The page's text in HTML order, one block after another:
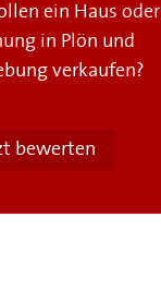
ein Haus
in Plön und
verkaufen?
bewerten